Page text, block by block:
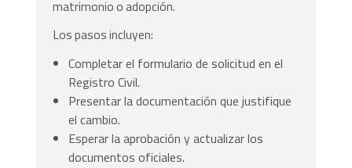
matrimonio o adopción.
Los pasos incluyen:
Completar el formulario de solicitud en el
Registro Civil.
Presentar la documentación que justifique
el cambio.
Esperar la aprobación y actualizar los
documentos oficiales.